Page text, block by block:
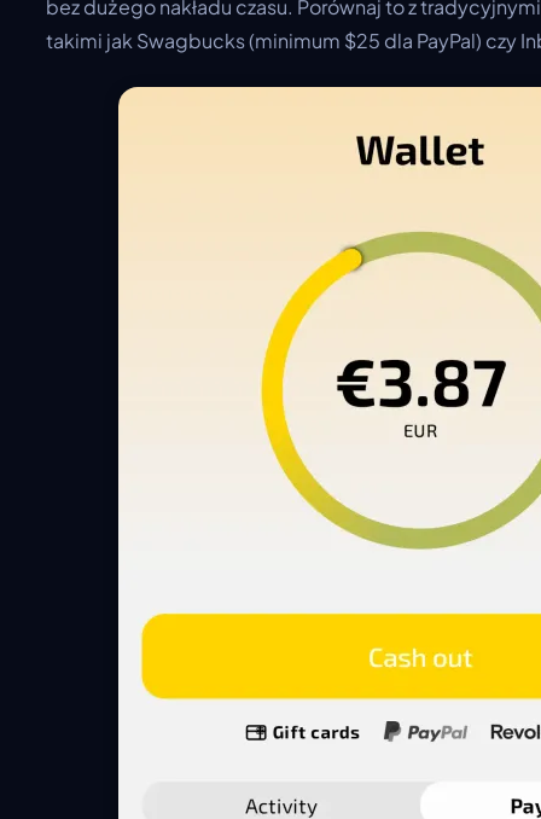
bez dużego nakładu czasu. Porównaj to z
takimi jak Swagbucks (minimum $25 dla PayPal) czy